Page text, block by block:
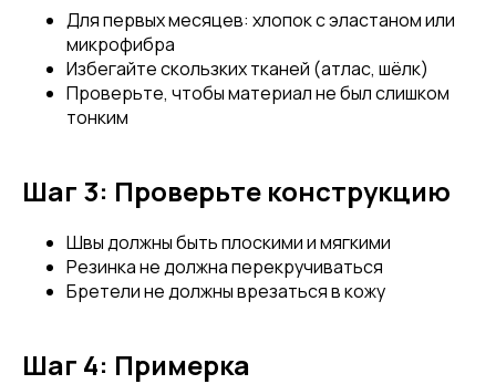
Для первых месяцев: хлопок с эластаном или
микрофибра
Избегайте скользких тканей (атлас, шёлк)
Проверьте, чтобы материал не был слишком
тонким
Шаг 3: Проверьте конструкцию
Швы должны быть плоскими и мягкими
Резинка не должна перекручиваться
Бретели не должны врезаться в кожу
Шаг 4: Примерка